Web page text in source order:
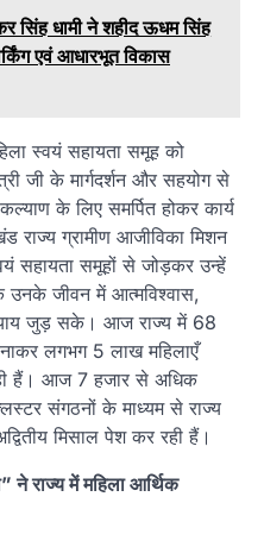
सिंह धामी ने शहीद ऊधम सिंह
एवं आधारभूत विकास
स्वयं सहायता समूह को
जी के मार्गदर्शन और सहयोग से
के लिए समर्पित होकर कार्य
राज्य ग्रामीण आजीविका मिशन
सहायता समूहों से जोड़कर उन्हें
उनके जीवन में आत्मविश्वास,
जुड़ सके। आज राज्य में 68
लगभग 5 लाख महिलाएँ
हैं। आज 7 हजार से अधिक
संगठनों के माध्यम से राज्य
मिसाल पेश कर रही हैं।
ने राज्य में महिला आर्थिक